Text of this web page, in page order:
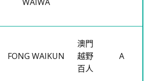
FONG WAIKUN
澳門
越野
百人
A